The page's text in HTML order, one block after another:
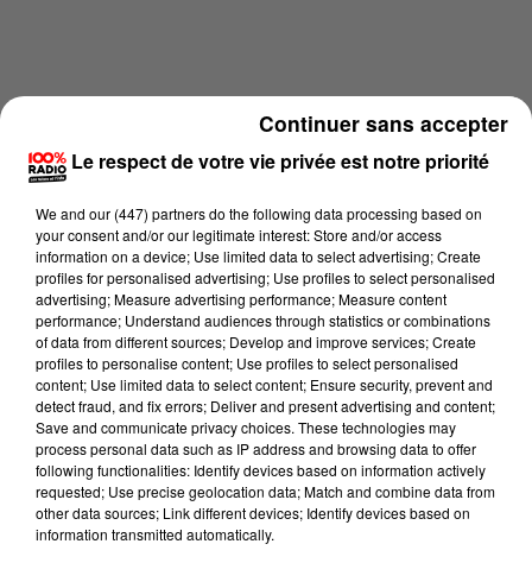
Lecture (2 min 28 sec)
100%
100% Radio les infos du Pays Catalan
Le respect de votre vie privée est notre priorité
We and our (447) partnersdo the following data processing based on
your consent and/or our legitimate interest: Store and/or access
information on a device; Use limited data to select advertising; Create
profiles for personalised advertising; Use profiles to select personalised
advertising; Measure advertising performance; Measure content
performance; Understand audiences through statistics or combinations
of data from different sources; Develop and improve services; Create
profiles to personalise content; Use profiles to select personalised
content; Use limited data to select content; Ensure security, prevent and
detect fraud, and fix errors; Deliver and present advertising and content;
Save and communicate privacy choices. These technologies may
process personal data such as IP address and browsing data to offer
following functionalities: Identify devices based on information actively
requested; Use precise geolocation data; Match and combine data from
other data sources; Link different devices; Identify devices based on
information transmitted automatically.
Continuer sans accepter